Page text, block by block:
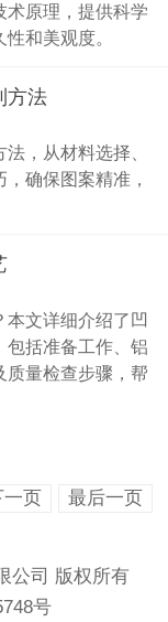
术原理，提供科学
和美观度。
方法
，从材料选择、
确保图案精准，
文详细介绍了凹
包括准备工作、铝
质量检查步骤，帮
一页 最后一页
公司 版权所有
号